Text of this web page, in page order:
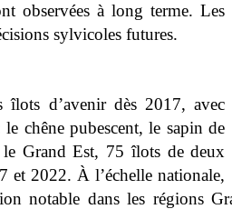
observées à long terme. Les
sylvicoles futures.
îlots d’avenir dès 2017, avec
chêne pubescent, le sapin de
le Grand Est, 75 îlots de deux
et 2022. À l’échelle nationale,
notable dans les régions